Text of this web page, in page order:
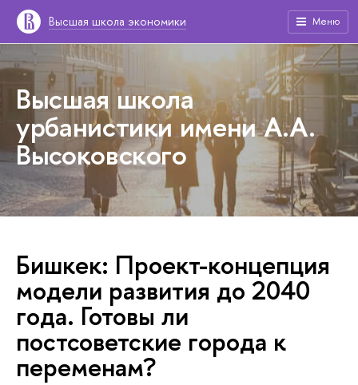
Высшая школа экономики Меню
Высшая школа
урбанистики имени А.А.
Высоковского
Бишкек: Проект-концепция
модели развития до 2040
года. Готовы ли
постсоветские города к
переменам?